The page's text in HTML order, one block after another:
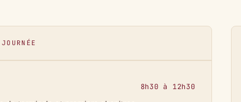
8h30 à 12h30